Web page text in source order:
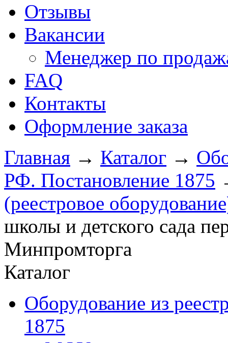
Отзывы
Вакансии
Менеджер по
FAQ
Контакты
Оформление заказа
Главная → Каталог →
РФ. Постановление 1875
(реестровое
школы и детского сада
Минпромторга
Каталог
Оборудование из
1875